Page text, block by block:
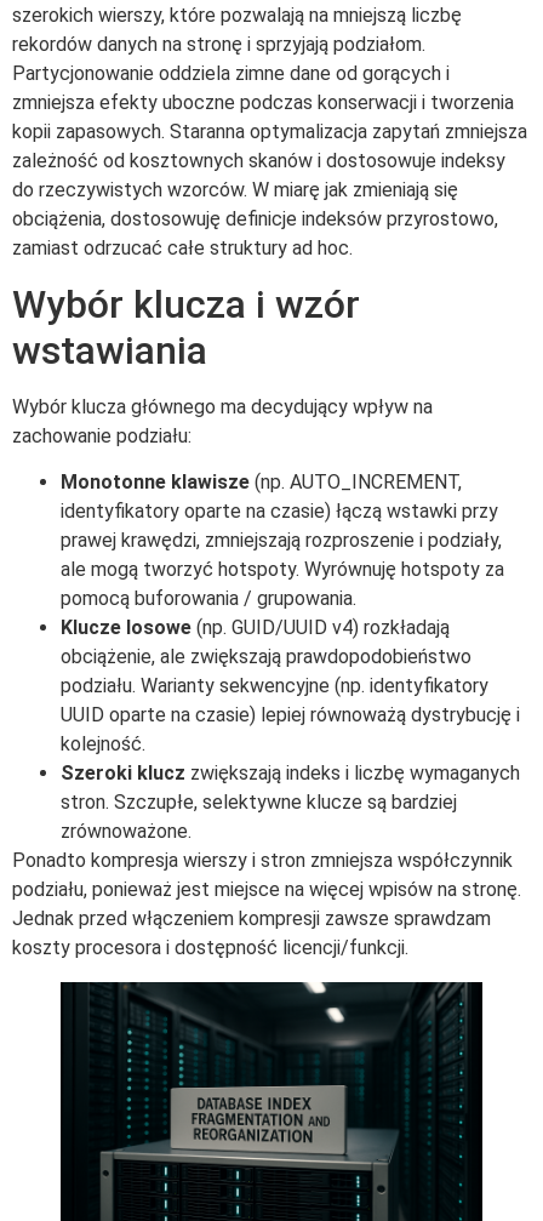
szerokich wierszy, które pozwalają na mniejszą liczbę
rekordów danych na stronę i sprzyjają podziałom.
Partycjonowanie oddziela zimne dane od gorących i
zmniejsza efekty uboczne podczas konserwacji i tworzenia
kopii zapasowych. Staranna optymalizacja zapytań zmniejsza
zależność od kosztownych skanów i dostosowuje indeksy
do rzeczywistych wzorców. W miarę jak zmieniają się
obciążenia, dostosowuję definicje indeksów przyrostowo,
zamiast odrzucać całe struktury ad hoc.
Wybór klucza i wzór
wstawiania
Wybór klucza głównego ma decydujący wpływ na
zachowanie podziału:
Monotonne klawisze (np. AUTO_INCREMENT,
identyfikatory oparte na czasie) łączą wstawki przy
prawej krawędzi, zmniejszają rozproszenie i podziały,
ale mogą tworzyć hotspoty. Wyrównuję hotspoty za
pomocą buforowania / grupowania.
Klucze losowe (np. GUID/UUID v4) rozkładają
obciążenie, ale zwiększają prawdopodobieństwo
podziału. Warianty sekwencyjne (np. identyfikatory
UUID oparte na czasie) lepiej równoważą dystrybucję i
kolejność.
Szeroki klucz zwiększają indeks i liczbę wymaganych
stron. Szczupłe, selektywne klucze są bardziej
zrównoważone.
Ponadto kompresja wierszy i stron zmniejsza współczynnik
podziału, ponieważ jest miejsce na więcej wpisów na stronę.
Jednak przed włączeniem kompresji zawsze sprawdzam
koszty procesora i dostępność licencji/funkcji.